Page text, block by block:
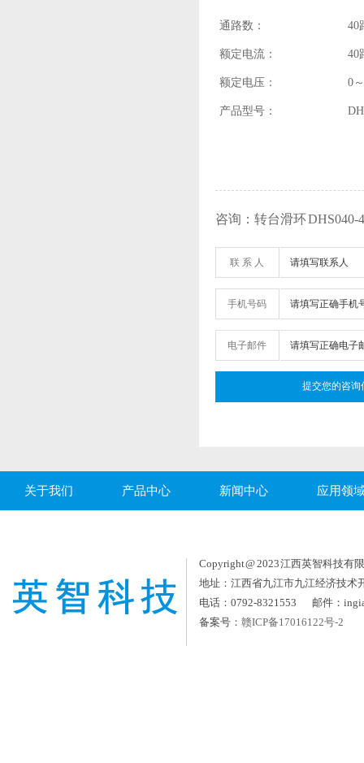
通路数： 40
额定电流： 40
额定电压： 0
产品型号：
咨询：转台滑环 DHS040-
联 系 人
手机号码
电子邮件
关于我们 产品中心 新闻中心 应用领
Copyright @ 2023 江西英智科技有
地址：江西省九江市九江经济技术
电话：0792-8321553 邮件：
备案号： 赣ICP备17016122号-2